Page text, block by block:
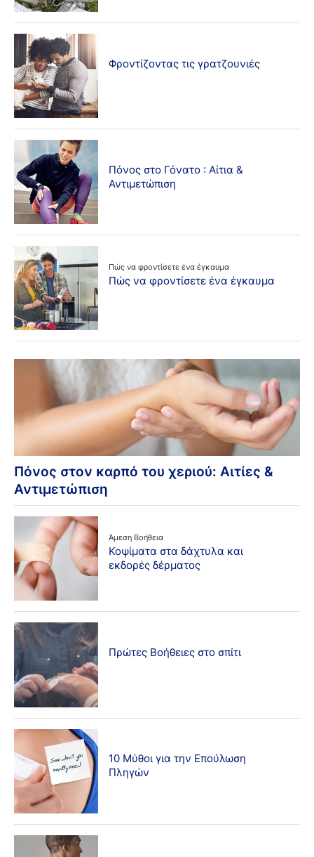
Φροντίζοντας τις γρατζουνιές
Πόνος στο Γόνατο : Αίτια &
Αντιμετώπιση
Πώς να φροντίσετε ένα έγκαυμα
Πώς να φροντίσετε ένα έγκαυμα
Πόνος στον καρπό του χεριού: Αιτίες &
Αντιμετώπιση
Άμεση Βοήθεια
Κοψίματα στα δάχτυλα και
εκδορές δέρματος
Πρώτες Βοήθειες στο σπίτι
10 Μύθοι για την Επούλωση
Πληγών